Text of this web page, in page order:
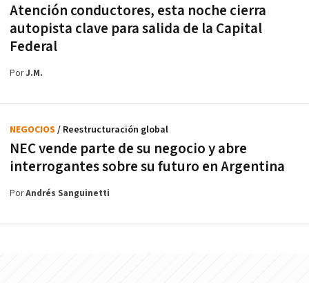
Atención conductores, esta noche cierra
autopista clave para salida de la Capital
Federal
PorJ.M.
NEC vende parte de su negocio y abre
interrogantes sobre su futuro en Argentina
NEGOCIOS / Reestructuración global
PorAndrés Sanguinetti